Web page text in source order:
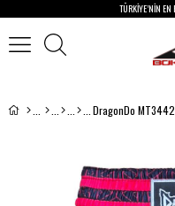
TÜRKİYE’NİN
DragonDo